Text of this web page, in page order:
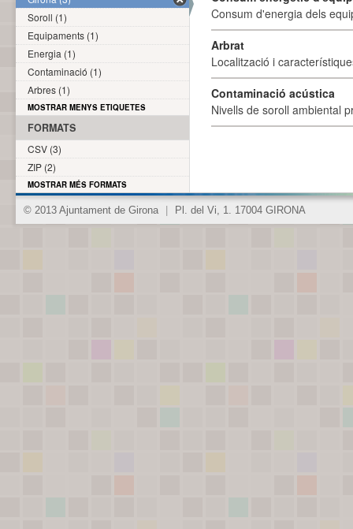
Consum d'energia dels
Arbrat
Localització i
Contaminació acústica
Nivells de soroll ambiental
Soroll (1)
Equipaments (1)
Energia (1)
Contaminació (1)
Arbres (1)
MOSTRAR MENYS ETIQUETES
FORMATS
CSV (3)
ZIP (2)
MOSTRAR MÉS FORMATS
© 2013 Ajuntament de Girona Pl. del Vi, 1. 17004 GIRONA